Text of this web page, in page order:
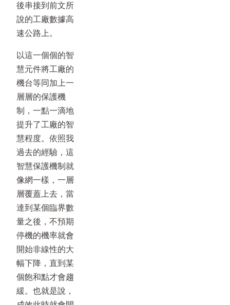
後串接到前文所
說的工廠數據高
速公路上。
以這一個個的智
慧元件將工廠的
機台等同加上一
層層的保護機
制，一點一滴地
提升了工廠的智
慧程度。依照我
過去的經驗，這
智慧保護機制就
像網一樣，一層
層覆蓋上去，當
達到某個臨界數
量之後，不預期
停機的機率就會
開始非線性的大
幅下降，直到某
個飽和點才會趨
緩。也就是說，